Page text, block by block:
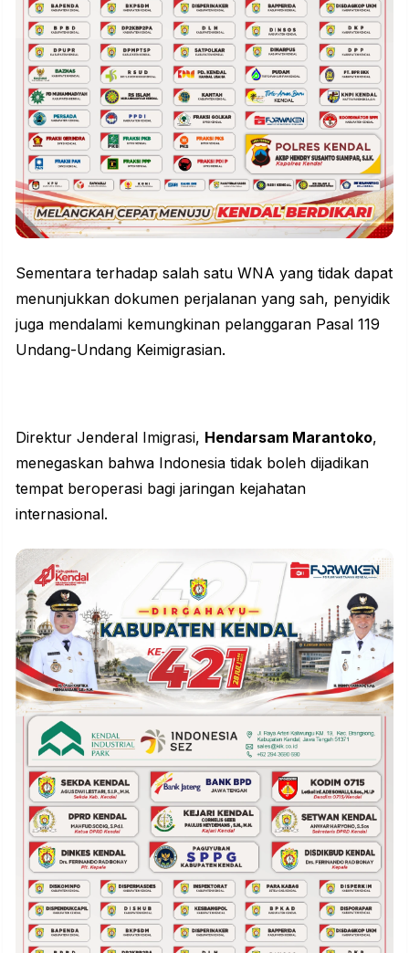
Sementara terhadap salah satu WNA yang tidak dapat
menunjukkan dokumen perjalanan yang sah, penyidik
juga mendalami kemungkinan pelanggaran Pasal 119
Undang-Undang Keimigrasian.
Direktur Jenderal Imigrasi, Hendarsam Marantoko,
menegaskan bahwa Indonesia tidak boleh dijadikan
tempat beroperasi bagi jaringan kejahatan
internasional.